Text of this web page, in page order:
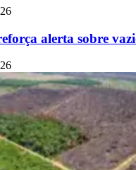
alerta sobre